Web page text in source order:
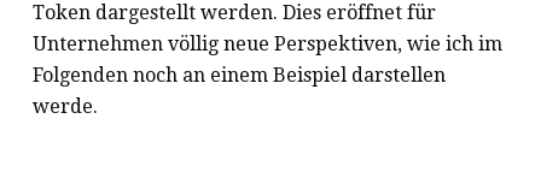
Token dargestellt werden. Dies eröffnet für
Unternehmen völlig neue Perspektiven, wie ich im
Folgenden noch an einem Beispiel darstellen
werde.